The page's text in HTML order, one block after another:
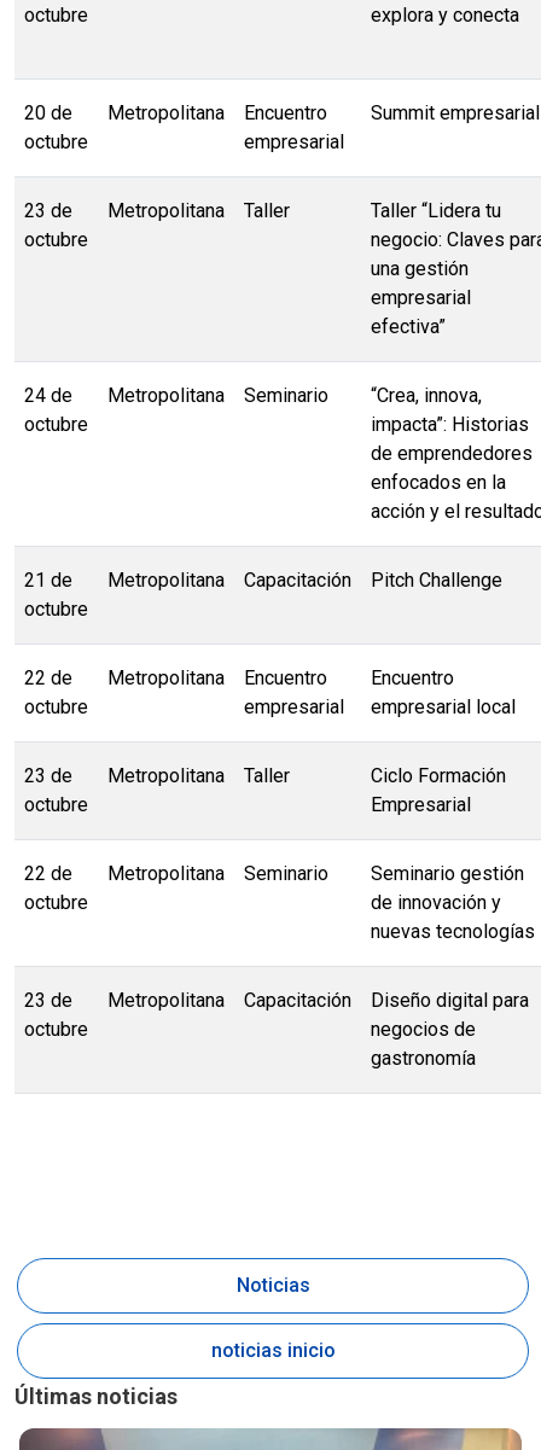
octubre
explora y conecta
20 de
octubre
Metropolitana
Encuentro
empresarial
Summit empresarial
23 de
octubre
Metropolitana Taller
Taller “Lidera tu
negocio: Claves
una gestión
empresarial
efectiva”
24 de
octubre
Metropolitana Seminario
“Crea, innova,
impacta”: Historias
de emprendedores
enfocados en la
acción y el
21 de
octubre
Metropolitana Capacitación Pitch Challenge
22 de
octubre
Metropolitana
Encuentro
empresarial
Encuentro
empresarial local
23 de
octubre
Metropolitana Taller
Ciclo Formación
Empresarial
22 de
octubre
Metropolitana Seminario
Seminario gestión
de innovación y
nuevas tecnologías
23 de
octubre
Metropolitana Capacitación
Diseño digital para
negocios de
gastronomía
Noticias
noticias inicio
Últimas noticias